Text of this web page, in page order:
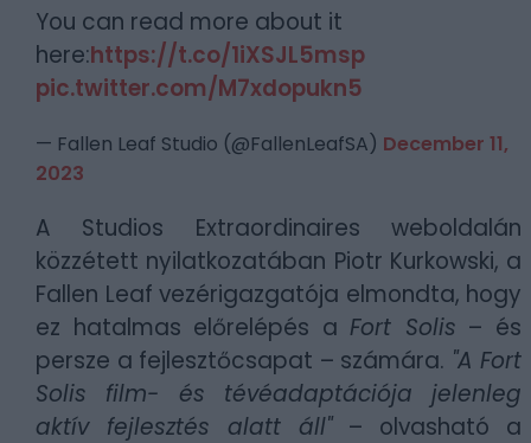
You can read more about it
here:https://t.co/1iXSJL5msp
pic.twitter.com/M7xdopukn5
— Fallen Leaf Studio (@FallenLeafSA) December 11,
2023
A Studios Extraordinaires weboldalán
közzétett nyilatkozatában Piotr Kurkowski, a
Fallen Leaf vezérigazgatója elmondta, hogy
ez hatalmas előrelépés aFort Solis – és
persze a fejlesztőcsapat – számára. "A Fort
Solis film- és tévéadaptációja jelenleg
aktív fejlesztés alatt áll"– olvasható a